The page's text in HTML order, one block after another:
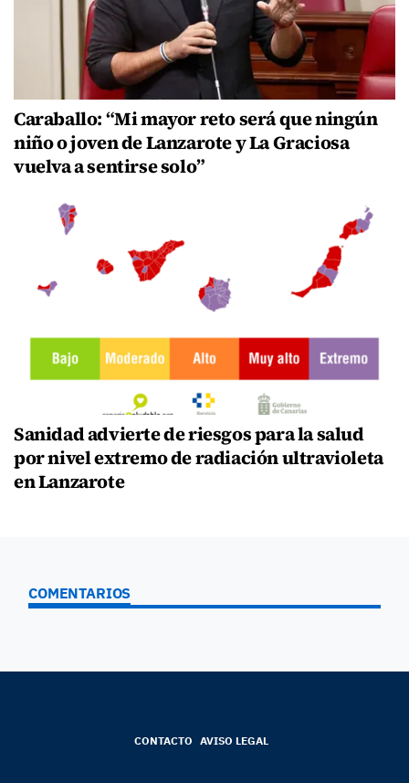
Caraballo: “Mi mayor reto será que ningún
niño o joven de Lanzarote y La Graciosa
vuelva a sentirse solo”
Sanidad advierte de riesgos para la salud
por nivel extremo de radiación ultravioleta
en Lanzarote
COMENTARIOS
CONTACTO AVISO LEGAL